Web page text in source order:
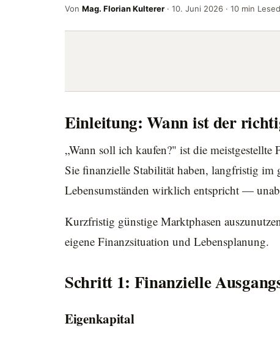
Von Mag. Florian Kulterer · 10. Juni 2026 · 10 min
Einleitung: Wann ist der
„Wann soll ich kaufen?" ist die
Sie finanzielle Stabilität haben, langfristig
Lebensumständen wirklich entspricht —
Kurzfristig günstige Marktphasen
eigene Finanzsituation und Lebensplanung.
Schritt 1: Finanzielle
Eigenkapital